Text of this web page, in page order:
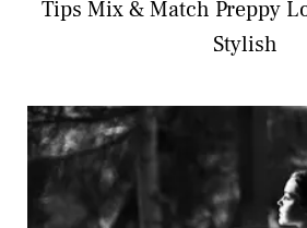
Tips Mix & Match Preppy
Stylish